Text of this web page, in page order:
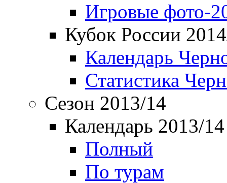
Игровые фото-
Кубок России
Календарь
Статистика
Сезон 2013/14
Календарь 2013/14
Полный
По турам